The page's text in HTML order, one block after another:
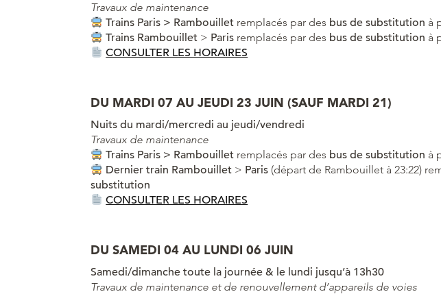
Travaux de maintenance
Trains Paris > Rambouillet remplacés par des bus de substitution à
Trains Rambouillet > Paris remplacés par des bus de substitution à
CONSULTER LES HORAIRES
DU MARDI 07 AU JEUDI 23 JUIN (SAUF MARDI 21)
Nuits du mardi/mercredi au jeudi/vendredi
Travaux de maintenance
Trains Paris > Rambouillet remplacés par des bus de substitution à
Dernier train Rambouillet > Paris (départ de Rambouillet à 23:22)
substitution
CONSULTER LES HORAIRES
DU SAMEDI 04 AU LUNDI 06 JUIN
Samedi/dimanche toute la journée & le lundi jusqu’à 13h30
Travaux de maintenance et de renouvellement d’appareils de voies